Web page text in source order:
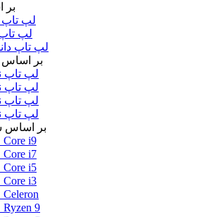
بر
لپ تاپ
لپ
لپ تاپ
بر اساس
لپ تاپ
لپ تاپ
لپ تاپ
لپ تاپ
بر اساس
لپ تاپ Core i9
لپ تاپ Core i7
لپ تاپ Core i5
لپ تاپ Core i3
لپ تاپ Celeron
لپ تاپ Ryzen 9